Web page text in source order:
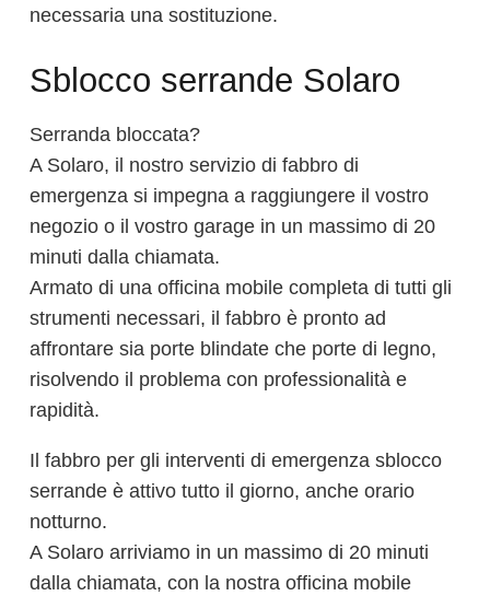
necessaria una sostituzione.
Sblocco serrande Solaro
Serranda bloccata?
A Solaro, il nostro servizio di fabbro di
emergenza si impegna a raggiungere il vostro
negozio o il vostro garage in un massimo di 20
minuti dalla chiamata.
Armato di una officina mobile completa di tutti gli
strumenti necessari, il fabbro è pronto ad
affrontare sia porte blindate che porte di legno,
risolvendo il problema con professionalità e
rapidità.
Il fabbro per gli interventi di emergenza sblocco
serrande è attivo tutto il giorno, anche orario
notturno.
A Solaro arriviamo in un massimo di 20 minuti
dalla chiamata, con la nostra officina mobile